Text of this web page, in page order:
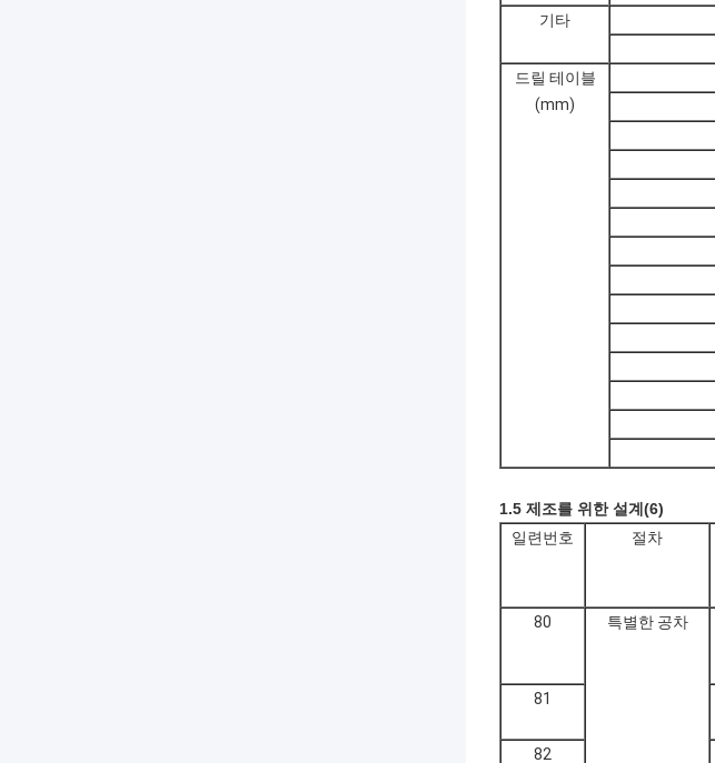
기타
드릴 테이블
(mm)
1.5 제조를 위한 설계(6)
일련번호
절차
80
특별한 공차
81
82